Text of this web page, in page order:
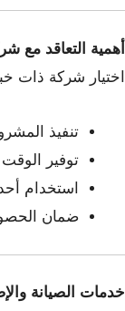
أهمية التعاقد مع
اختيار شركة ذات
تنفيذ
توفير
استخدام
ضمان
خدمات الصيانة